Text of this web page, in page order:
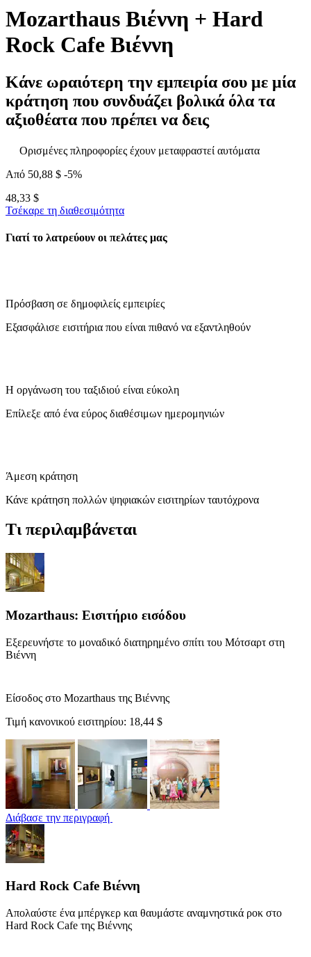
Mozarthaus Βιέννη + Hard
Rock Cafe Βιέννη
Κάνε ωραιότερη την εμπειρία σου με μία
κράτηση που συνδυάζει βολικά όλα τα
αξιοθέατα που πρέπει να δεις
Ορισμένες πληροφορίες έχουν μεταφραστεί αυτόματα
Από 50,88 $ -5%
48,33 $
Τσέκαρε τη διαθεσιμότητα
Γιατί το λατρεύουν οι πελάτες μας
Πρόσβαση σε δημοφιλείς εμπειρίες
Εξασφάλισε εισιτήρια που είναι πιθανό να εξαντληθούν
Η οργάνωση του ταξιδιού είναι εύκολη
Επίλεξε από ένα εύρος διαθέσιμων ημερομηνιών
Άμεση κράτηση
Κάνε κράτηση πολλών ψηφιακών εισιτηρίων ταυτόχρονα
Τι περιλαμβάνεται
Mozarthaus: Εισιτήριο εισόδου
Εξερευνήστε το μοναδικό διατηρημένο σπίτι του Μότσαρτ στη
Βιέννη
Είσοδος στο Mozarthaus της Βιέννης
Τιμή κανονικού εισιτηρίου: 18,44 $
Διάβασε την περιγραφή
Hard Rock Cafe Βιέννη
Απολαύστε ένα μπέργκερ και θαυμάστε αναμνηστικά ροκ στο
Hard Rock Cafe της Βιέννης